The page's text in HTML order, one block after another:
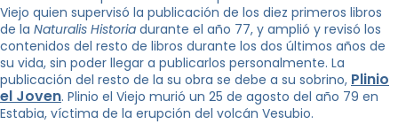
Viejo quien supervisó la publicación de los diez primeros libros
de la Naturalis Historia durante el año 77, y amplió y revisó los
contenidos del resto de libros durante los dos últimos años de
su vida, sin poder llegar a publicarlos personalmente. La
publicación del resto de la su obra se debe a su sobrino, Plinio
el Joven. Plinio el Viejo murió un 25 de agosto del año 79 en
Estabia, víctima de la erupción del volcán Vesubio.